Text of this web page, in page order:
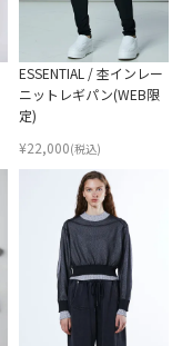
ESSENTIAL / 杢インレー
ニットレギパン(WEB限
定)
¥22,000(税込)